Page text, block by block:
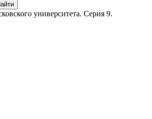
университета. Серия 9.